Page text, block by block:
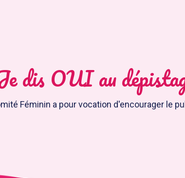
dis OUI au
Féminin a pour vocation d'encourager le